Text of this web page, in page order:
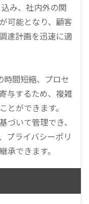
み、社内外の関
可能となり、顧客
達計画を迅速に適
間短縮、プロセ
与するため、複雑
とができます。
づいて管理でき、
プライバシーポリ
承できます。